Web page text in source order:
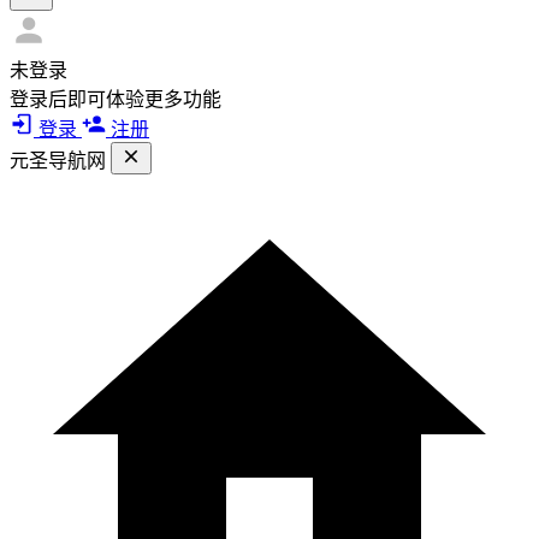
未登录
登录后即可体验更多功能
登录
注册
元圣导航网